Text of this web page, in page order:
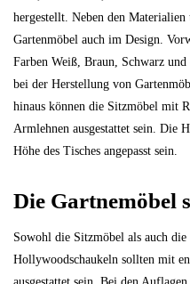
hergestellt. Neben den Materialien
Gartenmöbel auch im Design.
Farben Weiß, Braun, Schwarz und
bei der Herstellung von
hinaus können die Sitzmöbel mit
Armlehnen ausgestattet sein. Die
Höhe des Tisches angepasst sein.
Die Gartnemöbel
Sowohl die Sitzmöbel als auch
Hollywoodschaukeln sollten mit